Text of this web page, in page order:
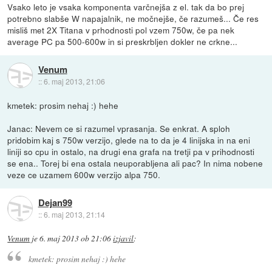
Vsako leto je vsaka komponenta varčnejša z el. tak da bo prej
potrebno slabše W napajalnik, ne močnejše, če razumeš... Če res
misliš met 2X Titana v prhodnosti pol vzem 750w, če pa nek
average PC pa 500-600w in si preskrbljen dokler ne crkne...
Venum
::6. maj 2013, 21:06
kmetek: prosim nehaj :) hehe
Janac: Nevem ce si razumel vprasanja. Se enkrat. A sploh
pridobim kaj s 750w verzijo, glede na to da je 4 linijska in na eni
liniji so cpu in ostalo, na drugi ena grafa na tretji pa v prihodnosti
se ena.. Torej bi ena ostala neuporabljena ali pac? In nima nobene
veze ce uzamem 600w verzijo alpa 750.
Dejan99
::6. maj 2013, 21:14
Venum je6. maj 2013 ob 21:06izjavil:
kmetek: prosim nehaj :) hehe